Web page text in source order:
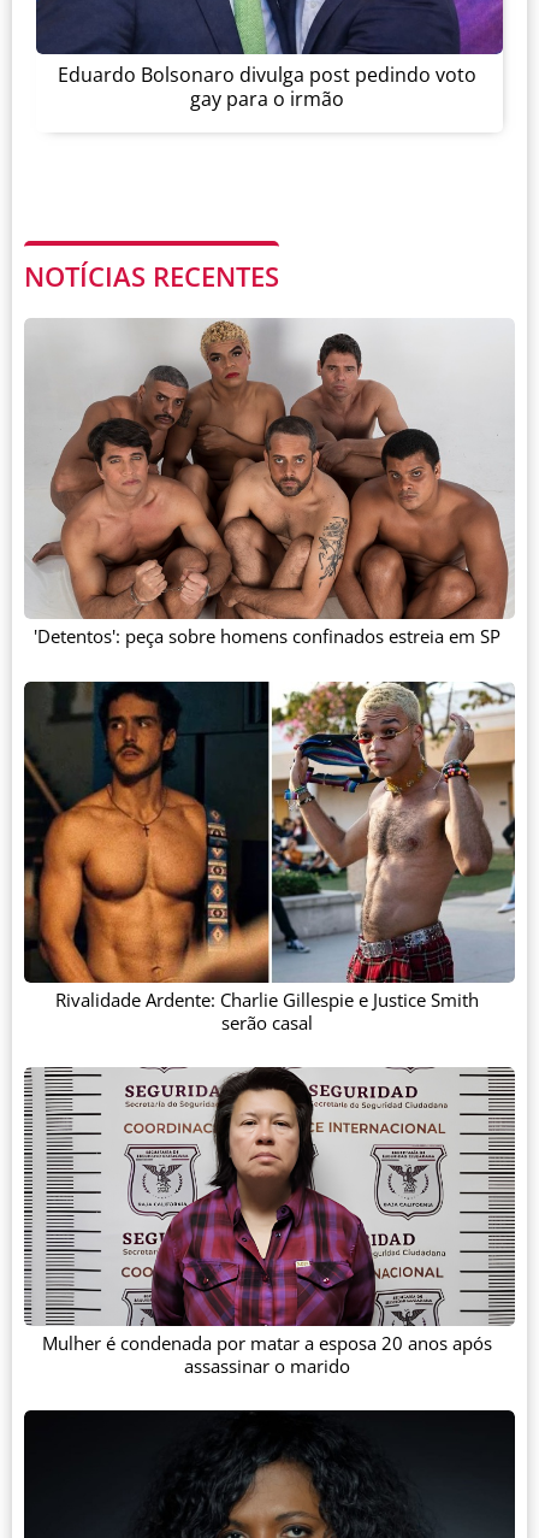
Eduardo Bolsonaro divulga post pedindo voto
gay para o irmão
NOTÍCIAS RECENTES
'Detentos': peça sobre homens confinados estreia em SP
Rivalidade Ardente: Charlie Gillespie e Justice Smith
serão casal
Mulher é condenada por matar a esposa 20 anos após
assassinar o marido